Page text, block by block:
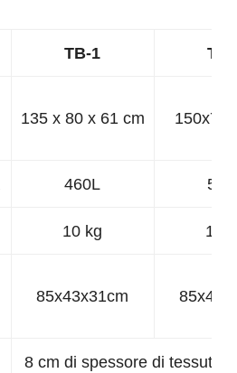
TB-1
135 x 80 x 61 cm
460L
10 kg 12
85x43x31cm
8 cm di spessore di tessuto